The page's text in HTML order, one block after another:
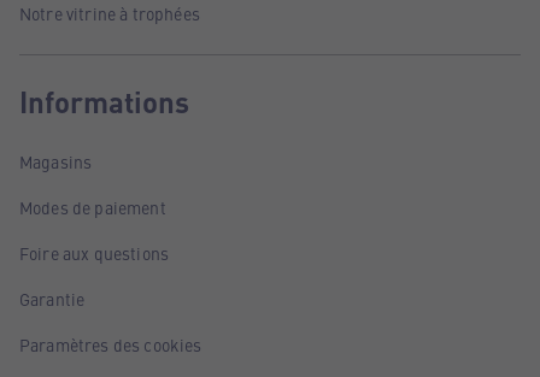
Notre vitrine à trophées
Informations
Magasins
Modes de paiement
Foire aux questions
Garantie
Paramètres des cookies